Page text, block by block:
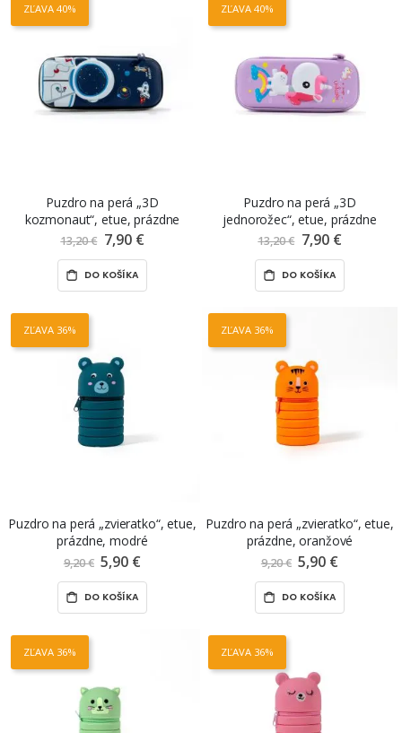
ZĽAVA 40%
Puzdro na perá „3D
kozmonaut“, etue, prázdne
13,20 € Znížená
cena
7,90 €
DO KOŠÍKA
ZĽAVA 40%
Puzdro na perá „3D
jednorožec“, etue, prázdne
13,20 € Znížená
cena
7,90 €
DO KOŠÍKA
ZĽAVA 36%
Puzdro na perá „zvieratko“, etue,
prázdne, modré
9,20 € Znížená
cena
5,90 €
DO KOŠÍKA
ZĽAVA 36%
Puzdro na perá „zvieratko“, etue,
prázdne, oranžové
9,20 € Znížená
cena
5,90 €
DO KOŠÍKA
ZĽAVA 36% ZĽAVA 36%